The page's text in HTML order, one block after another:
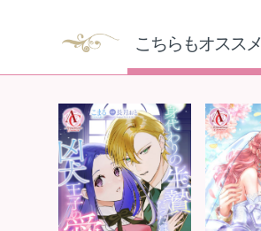
こちらもオススメ